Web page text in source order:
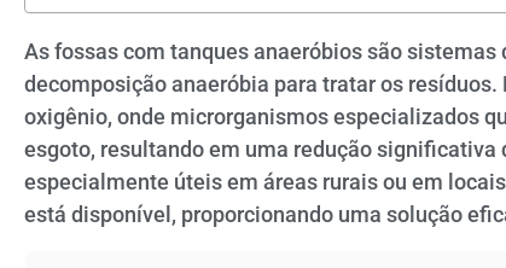
As fossas com tanques anaeróbios são
decomposição anaeróbia para tratar os resíduos.
oxigênio, onde microrganismos especializados
esgoto, resultando em uma redução significativa
especialmente úteis em áreas rurais ou em
está disponível, proporcionando uma solução